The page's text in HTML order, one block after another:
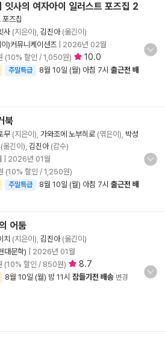
잇사의 여자아이 일러스트 포즈집 2
포즈집
사 (지은이), 김진아(옮긴이)
)커뮤니케이션즈
2026년 02월
(10% 할인 / 1,050원) 10.0
주말특급 8월 10일 (월) 아침 7시 출근전 배
북
무 (지은이), 가와조에 노부히로 (엮은이), 박성
(옮긴이), 김진아(감수)
2026년 01월
(10% 할인 / 1,250원)
주말특급 8월 10일 (월) 아침 7시 출근전 배
어둠
치 (지은이), 김진아(옮긴이)
대문학)
2026년 01월
(10% 할인 / 850원) 8.7
8월 10일 (월) 밤 11시 잠들기전 배송 변경